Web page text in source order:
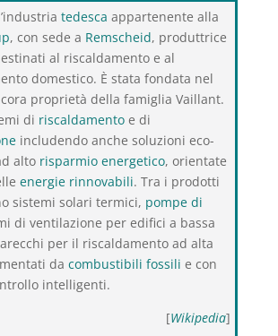
tedesca appartenente alla
, con sede a Remscheid, produttrice
al riscaldamento e al
domestico. È stata fondata nel
proprietà della famiglia Vaillant.
di riscaldamentoe di
includendo anche soluzioni eco-
alto risparmio energetico, orientate
energie rinnovabili. Tra i prodotti
sistemi solari termici, pompe di
di ventilazione per edifici a bassa
per il riscaldamento ad alta
da combustibili fossili e con
intelligenti.
[Wikipedia]